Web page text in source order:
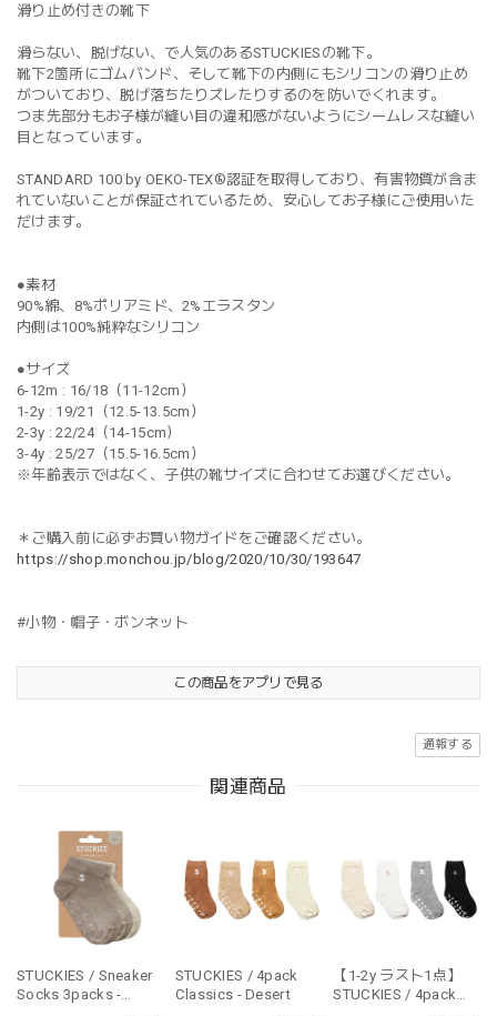
滑り止め付きの靴下
滑らない、脱げない、で人気のあるSTUCKIESの靴下。
靴下2箇所にゴムバンド、そして靴下の内側にもシリコンの滑り止め
がついており、脱げ落ちたりズレたりするのを防いでくれます。
つま先部分もお子様が縫い目の違和感がないようにシームレスな縫い
目となっています。
STANDARD 100 by OEKO-TEX®認証を取得しており、有害物質が含ま
れていないことが保証されているため、安心してお子様にご使用いた
だけます。
●素材
90%綿、8%ポリアミド、2%エラスタン
内側は100%純粋なシリコン
●サイズ
6-12m : 16/18（11-12cm）
1-2y : 19/21（12.5-13.5cm）
2-3y : 22/24（14-15cm）
3-4y : 25/27（15.5-16.5cm）
※年齢表示ではなく、子供の靴サイズに合わせてお選びください。
＊ご購入前に必ずお買い物ガイドをご確認ください。
https://shop.monchou.jp/blog/2020/10/30/193647
#小物・帽子・ボンネット
この商品をアプリで見る
通報する
関連商品
STUCKIES / Sneaker
Socks 3packs -
STUCKIES / 4pack
Classics - Desert
【1-2y ラスト1点】
STUCKIES / 4pack